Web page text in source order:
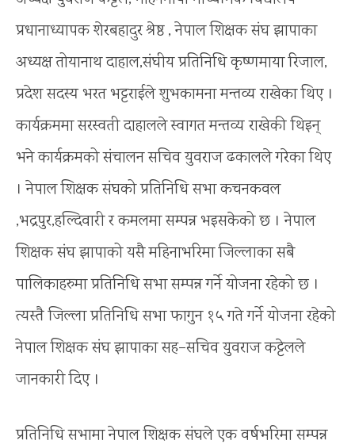
प्रधानाध्यापक शेरबहादुर श्रेष्ठ , नेपाल शिक्षक संघ झापाका
अध्यक्ष तोयानाथ दाहाल,संघीय प्रतिनिधि कृष्णमाया रिजाल,
प्रदेश सदस्य भरत भट्टराईले शुभकामना मन्तव्य राखेका थिए ।
कार्यक्रममा सरस्वती दाहालले स्वागत मन्तव्य राखेकी थिइन्
भने कार्यक्रमको संचालन सचिव युवराज ढकालले गरेका थिए
। नेपाल शिक्षक संघको प्रतिनिधि सभा कचनकवल
,भद्रपुर,हल्दिवारी र कमलमा सम्पन्न भइसकेको छ । नेपाल
शिक्षक संघ झापाको यसै महिनाभरिमा जिल्लाका सबै
पालिकाहरुमा प्रतिनिधि सभा सम्पन्न गर्ने योजना रहेको छ ।
त्यस्तै जिल्ला प्रतिनिधि सभा फागुन १५ गते गर्ने योजना रहेको
नेपाल शिक्षक संघ झापाका सह–सचिव युवराज कट्टेलले
जानकारी दिए ।
प्रतिनिधि सभामा नेपाल शिक्षक संघले एक वर्षभरिमा सम्पन्न